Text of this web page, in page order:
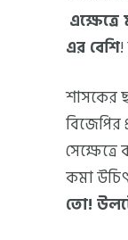
এর বেশি
শাসকের
বিজেপির
কমা
তো!